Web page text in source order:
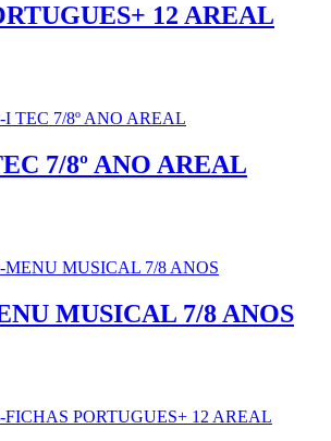
12 AREAL
7/8º ANO AREAL
MUSICAL 7/8 ANOS